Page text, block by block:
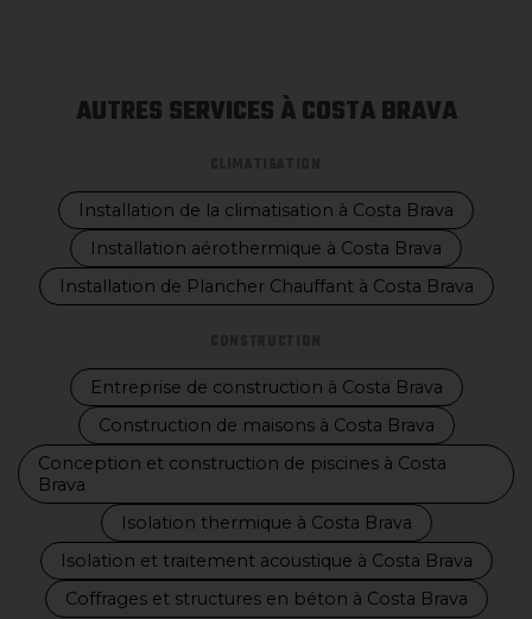
AUTRES SERVICES À COSTA BRAVA
Installation de la climatisation à Costa Brava
Installation aérothermique à Costa Brava
Installation de Plancher Chauffant à Costa Brava
Entreprise de construction à Costa Brava
Construction de maisons à Costa Brava
Conception et construction de piscines à Costa
Brava
Isolation thermique à Costa Brava
Isolation et traitement acoustique à Costa Brava
Coffrages et structures en béton à Costa Brava